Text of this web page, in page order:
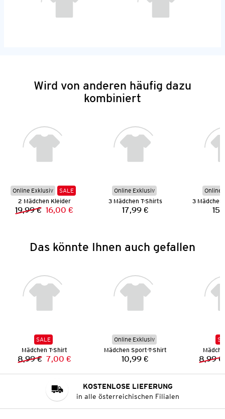
Wird von anderen häufig dazu
kombiniert
Online Exklusiv
SALE
2 Mädchen Kleider
Vorheriger Preis:
19,99 € Neuer Preis:
16,00 €
Online Exklusiv
3 Mädchen T-Shirts
Preis:
17,99 €
Online
Das könnte Ihnen auch gefallen
SALE
Mädchen T-Shirt
Vorheriger Preis:
8,99 € Neuer Preis:
7,00 €
Online Exklusiv
Mädchen Sport-T-Shirt
Preis:
10,99 € 8,99 €
KOSTENLOSE LIEFERUNG
in alle österreichischen Filialen